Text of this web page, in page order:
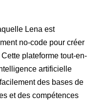
Lena est
no-code pour créer
plateforme tout-en-
artificielle
des bases de
et des compétences